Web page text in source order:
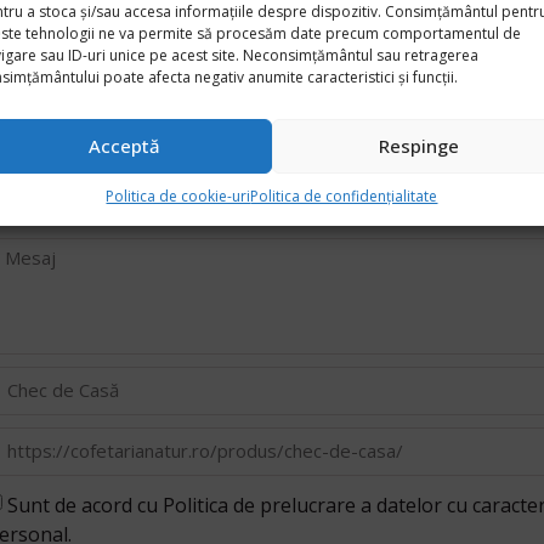
a stoca și/sau accesa informațiile despre dispozitiv. Consimțământul
tehnologii ne va permite să procesăm date precum comportamentul de
sau ID-uri unice pe acest site. Neconsimțământul sau retragerea
poate afecta negativ anumite caracteristici și funcții.
Acceptă Respinge
Politica de cookie-uriPolitica de confidențialitate
Cere oferta
Sunt de acord cu Politica de prelucrare a datelor cu